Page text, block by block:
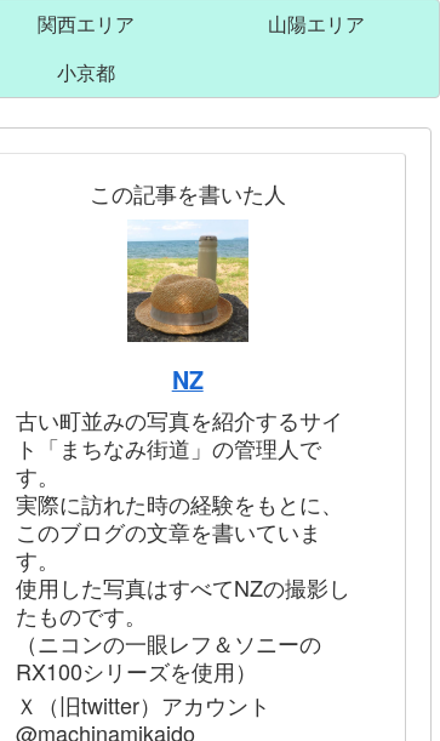
関西エリア
山陽エリア
小京都
この記事を書いた人
NZ
古い町並みの写真を紹介するサイ
ト「まちなみ街道」の管理人で
す。
実際に訪れた時の経験をもとに、
このブログの文章を書いていま
す。
使用した写真はすべてNZの撮影し
たものです。
（ニコンの一眼レフ＆ソニーの
RX100シリーズを使用）
Ｘ（旧twitter）アカウント
@machinamikaido